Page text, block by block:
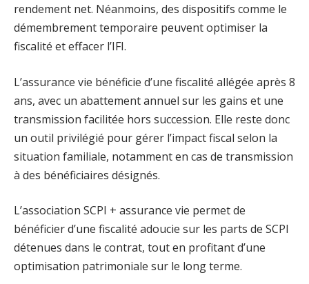
rendement net. Néanmoins, des dispositifs comme le
démembrement temporaire peuvent optimiser la
fiscalité et effacer l’IFI.
L’assurance vie bénéficie d’une fiscalité allégée après 8
ans, avec un abattement annuel sur les gains et une
transmission facilitée hors succession. Elle reste donc
un outil privilégié pour gérer l’impact fiscal selon la
situation familiale, notamment en cas de transmission
à des bénéficiaires désignés.
L’association SCPI + assurance vie permet de
bénéficier d’une fiscalité adoucie sur les parts de SCPI
détenues dans le contrat, tout en profitant d’une
optimisation patrimoniale sur le long terme.